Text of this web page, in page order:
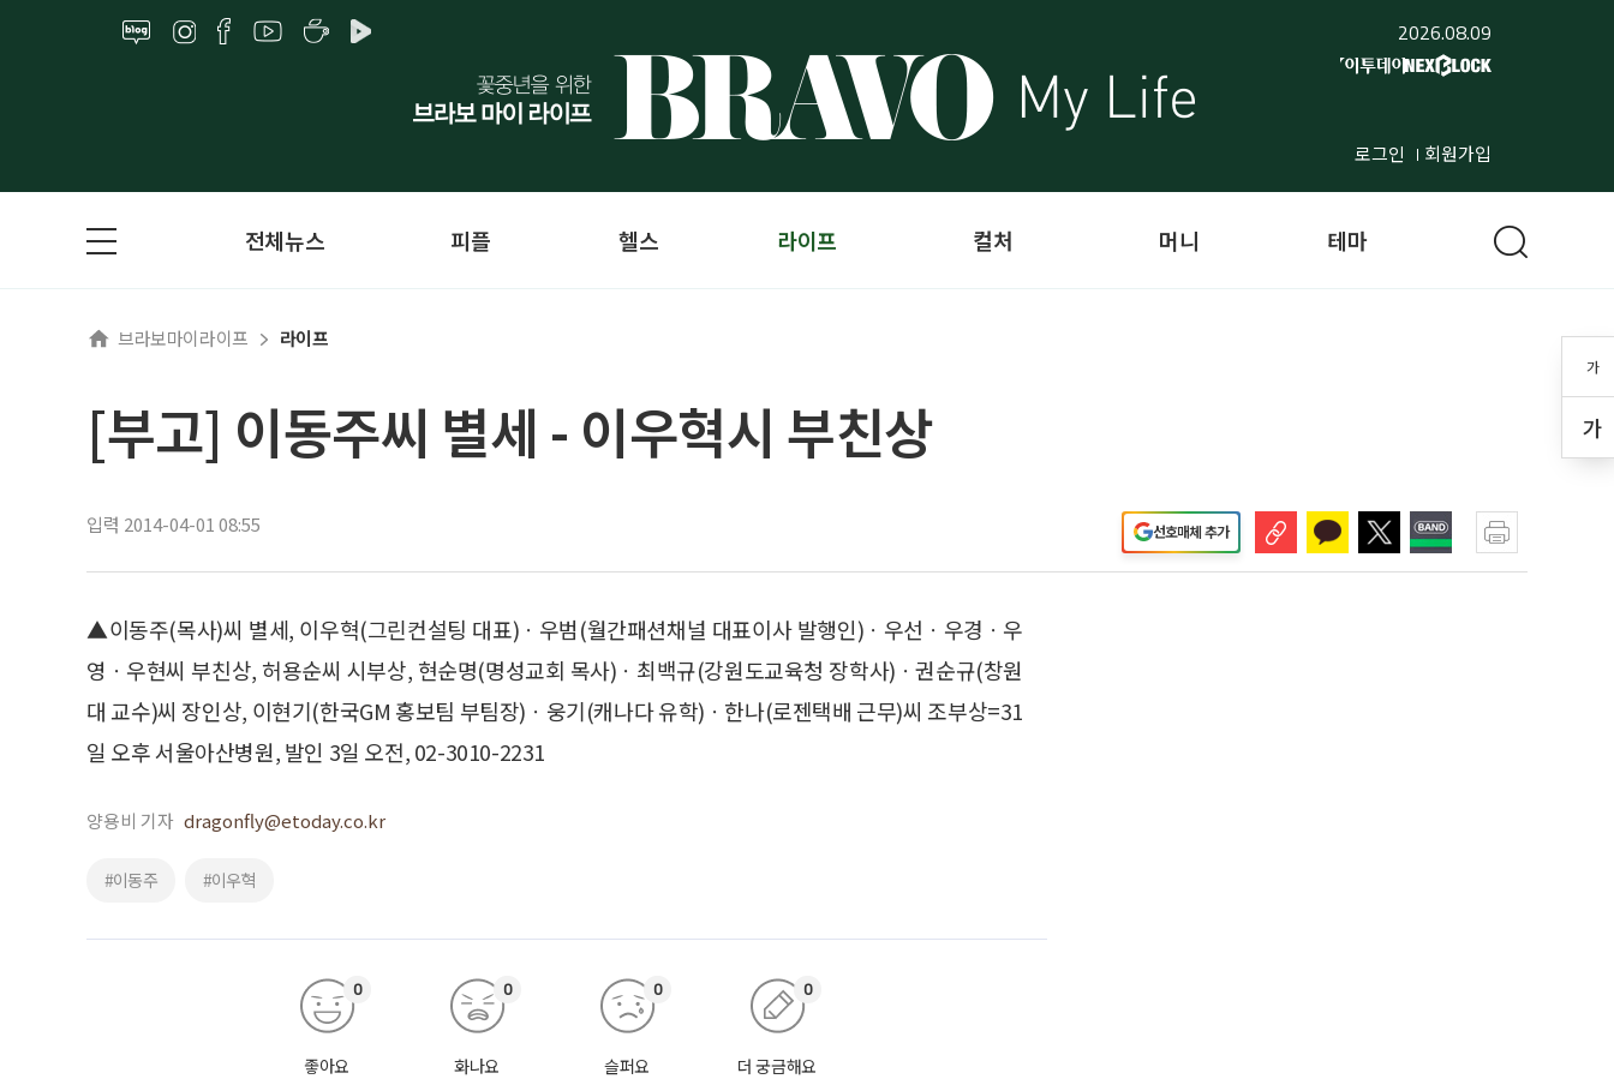
2026.08.09
로그인 회원가입
가
가
전체뉴스 피플 헬스 라이프 컬처 머니 테마
브라보마이라이프 라이프
[부고] 이동주씨 별세 - 이우혁시 부친상
입력 2014-04-01 08:55 선호매체 추가
▲이동주(목사)씨 별세, 이우혁(그린컨설팅 대표)ㆍ우범(월간패션채널 대표이사 발행인)ㆍ우선ㆍ우경ㆍ우
영ㆍ우현씨 부친상, 허용순씨 시부상, 현순명(명성교회 목사)ㆍ최백규(강원도교육청 장학사)ㆍ권순규(창원
대 교수)씨 장인상, 이현기(한국GM 홍보팀 부팀장)ㆍ웅기(캐나다 유학)ㆍ한나(로젠택배 근무)씨 조부상=31
일 오후 서울아산병원, 발인 3일 오전, 02-3010-2231
양용비 기자 dragonfly@etoday.co.kr
#이동주 #이우혁
좋아요
0
화나요
0
슬퍼요
0
더 궁금해요
0